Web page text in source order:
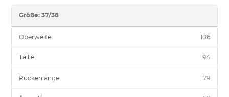
Größe: 37/38
Oberweite 106
Taille 94
Rückenlänge 79